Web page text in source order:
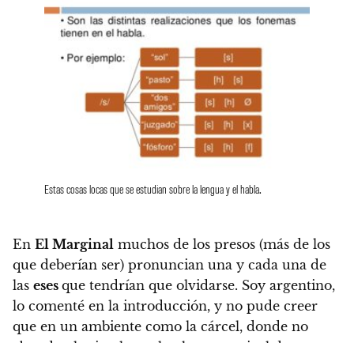
Estas cosas locas que se estudian sobre la lengua y el habla.
En El Marginal muchos de los presos (más de los
que deberían ser) pronuncian una y cada una de
las eses que tendrían que olvidarse. Soy argentino,
lo comenté en la introducción, y no pude creer
que en un ambiente como la cárcel, donde no